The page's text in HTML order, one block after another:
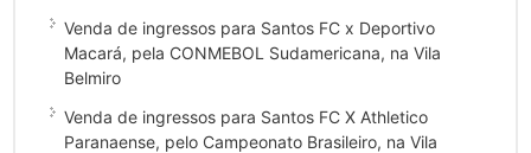
Venda de ingressos para Santos FC x Deportivo
Macará, pela CONMEBOL Sudamericana, na Vila
Belmiro
Venda de ingressos para Santos FC X Athletico
Paranaense, pelo Campeonato Brasileiro, na Vila